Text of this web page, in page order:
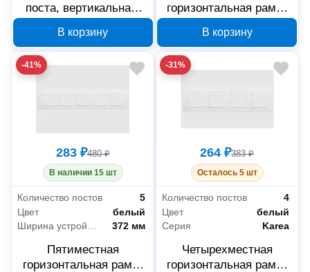
поста, вертикальная,
В корзину
горизонтальная рамка
56001702
В корзину
-41%
283 ₽480 ₽
В наличии 15 шт
Количество постов
5
Цвет
белый
Ширина устройства
372 мм
Пятиместная
горизонтальная рамка
-31%
264 ₽383 ₽
Осталось 5 шт
Количество постов
4
Цвет
белый
Серия
Karea
Четырехместная
горизонтальная рамка